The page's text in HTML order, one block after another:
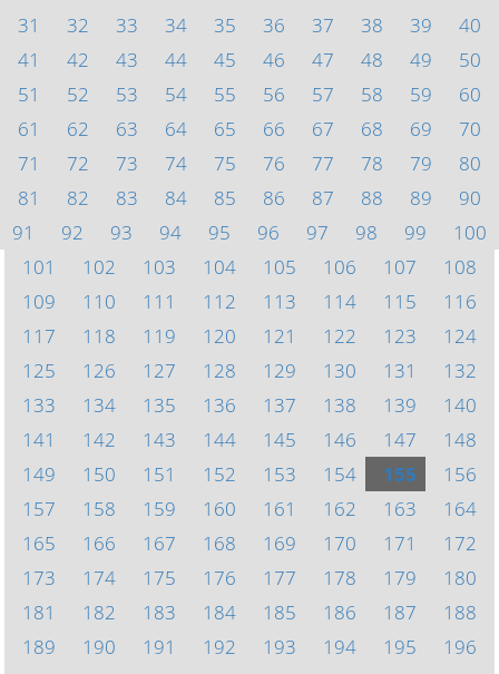
31
32 33 34 35 36 37 38 39
40
41
42 43 44 45 46 47 48 49
50
51
52 53 54 55 56 57 58 59
60
61
62 63 64 65 66 67 68 69
70
71
72 73 74 75 76 77 78 79
80
81
82 83 84 85 86 87 88 89
90
91
92 93 94 95 96 97 98 99
100
101
102 103 104 105 106 107
108
109
110 111 112 113 114 115
116
117
118 119 120 121 122 123
124
125
126 127 128 129 130 131
132
133
134 135 136 137 138 139
140
141
142 143 144 145 146 147
148
149
150 151 152 153 154 155
156
157
158 159 160 161 162 163
164
165
166 167 168 169 170 171
172
173
174 175 176 177 178 179
180
181
182 183 184 185 186 187
188
189
190 191 192 193 194 195
196